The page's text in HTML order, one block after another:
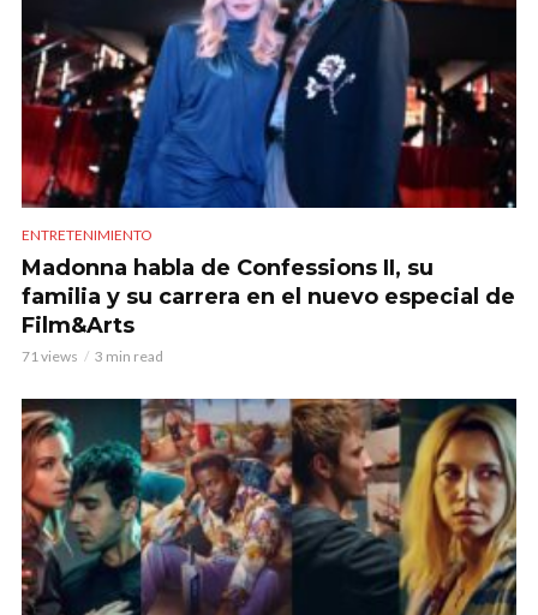
ENTRETENIMIENTO
Madonna habla de Confessions II, su
familia y su carrera en el nuevo especial de
Film&Arts
71 views 3 min read